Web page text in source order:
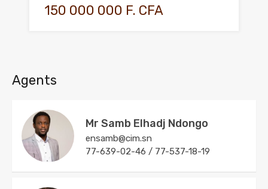
150 000 000 F. CFA
Agents
Mr Samb Elhadj Ndongo
ensamb@cim.sn
77-639-02-46 / 77-537-18-19